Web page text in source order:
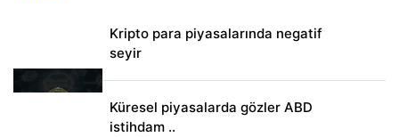
Kripto para piyasalarında negatif
seyir
Küresel piyasalarda gözler ABD
istihdam ..